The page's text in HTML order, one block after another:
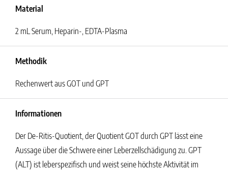
Material
2 mL Serum, Heparin-, EDTA-Plasma
Methodik
Rechenwert aus GOT und GPT
Informationen
Der De-Ritis-Quotient, der Quotient GOT durch GPT lässt eine
Aussage über die Schwere einer Leberzellschädigung zu. GPT
(ALT) ist leberspezifisch und weist seine höchste Aktivität im